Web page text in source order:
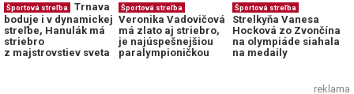
Športová streľba
Trnava
boduje i v dynamickej
streľbe, Hanulák má
striebro
z majstrovstiev sveta
Športová streľba
Veronika Vadovičová
má zlato aj striebro,
je najúspešnejšiou
paralympioničkou
Športová streľba
Strelkyňa Vanesa
Hocková zo Zvončína
na olympiáde siahala
na medaily
reklama